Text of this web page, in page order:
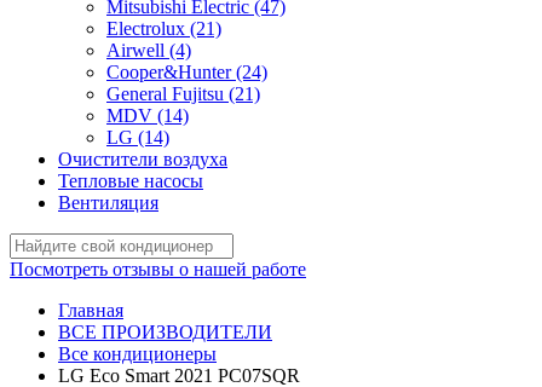
Mitsubishi Electric (47)
Electrolux (21)
Airwell (4)
Cooper&Hunter (24)
General Fujitsu (21)
MDV (14)
LG (14)
Очистители воздуха
Тепловые насосы
Вентиляция
Посмотреть отзывы о нашей работе
Главная
ВСЕ ПРОИЗВОДИТЕЛИ
Все кондиционеры
LG Eco Smart 2021 PC07SQR